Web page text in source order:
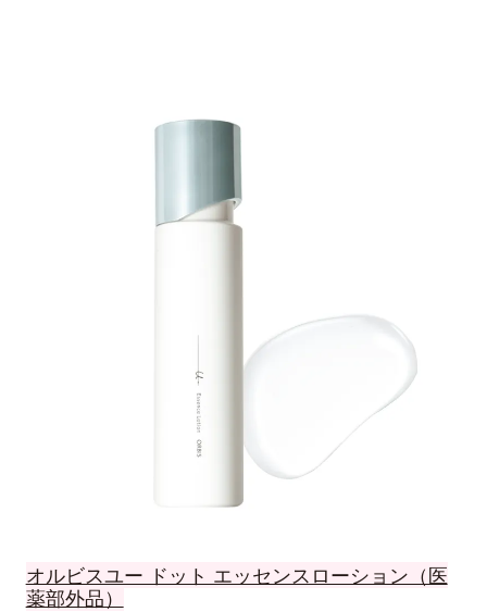
オルビスユー ドット エッセンスローション（医
薬部外品）